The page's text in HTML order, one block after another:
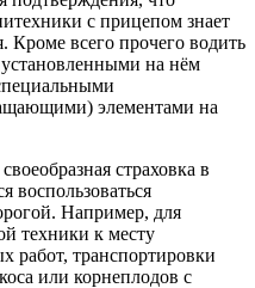
с прицепом знает
Кроме всего прочего водить
на нём
элементами на
страховка в
воспользоваться
Например, для
техники к месту
работ, транспортировки
или корнеплодов с